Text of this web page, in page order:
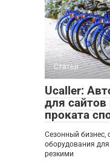
Статьи
Ucaller:
для
проката
Сезонный бизнес,
оборудования для
резкими